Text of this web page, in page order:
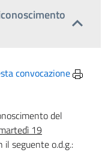
convocazione
del
19
il seguente o.d.g.: